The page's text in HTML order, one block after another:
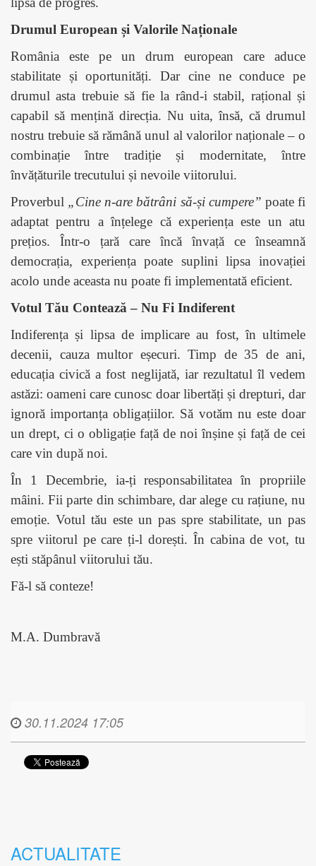
Drumul European și Valorile Naționale
România este pe un drum european care aduce
stabilitate și oportunități. Dar cine ne conduce pe
drumul asta trebuie să fie la rând-i stabil, rațional și
capabil să mențină direcția. Nu uita, însă, că drumul
nostru trebuie să rămână unul al valorilor naționale – o
combinație între tradiție și modernitate, între
învățăturile trecutului și nevoile viitorului.
Proverbul „Cine n-are bătrâni să-și cumpere” poate fi
adaptat pentru a înțelege că experiența este un atu
prețios. Într-o țară care încă învață ce înseamnă
democrația, experiența poate suplini lipsa inovației
acolo unde aceasta nu poate fi implementată eficient.
Votul Tău Contează – Nu Fi Indiferent
Indiferența și lipsa de implicare au fost, în ultimele
decenii, cauza multor eșecuri. Timp de 35 de ani,
educația civică a fost neglijată, iar rezultatul îl vedem
astăzi: oameni care cunosc doar libertăți și drepturi, dar
ignoră importanța obligațiilor. Să votăm nu este doar
un drept, ci o obligație față de noi înșine și față de cei
care vin după noi.
În 1 Decembrie, ia-ți responsabilitatea în propriile
mâini. Fii parte din schimbare, dar alege cu rațiune, nu
emoție. Votul tău este un pas spre stabilitate, un pas
spre viitorul pe care ți-l dorești. În cabina de vot, tu
ești stăpânul viitorului tău.
Fă-l să conteze!
M.A. Dumbravă
30.11.2024 17:05
ACTUALITATE